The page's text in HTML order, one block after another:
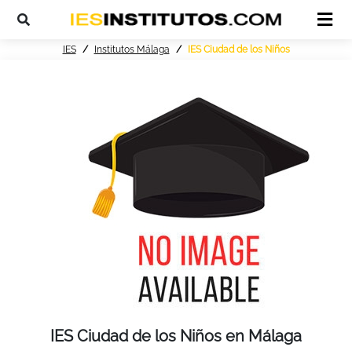
IES Institutos Málaga IES Ciudad de los Niños
IES Ciudad de los Niños en Málaga